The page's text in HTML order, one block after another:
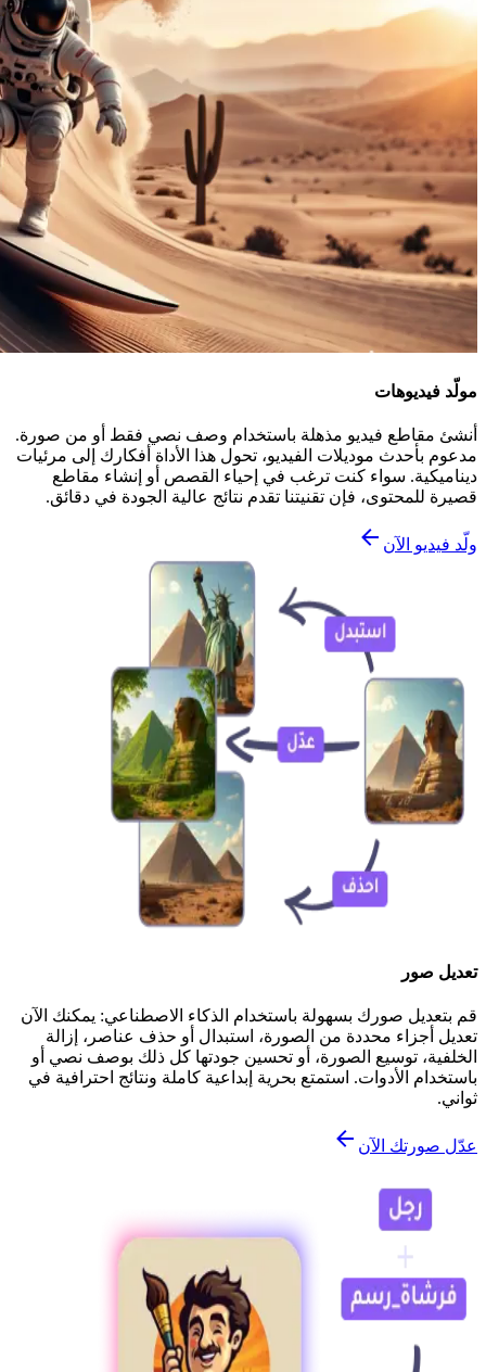
مولّد فيديوهات
أنشئ مقاطع فيديو مذهلة باستخدام وصف نصي فقط أو من صورة.
مدعوم بأحدث موديلات الفيديو، تحول هذا الأداة أفكارك إلى مرئيات
ديناميكية. سواء كنت ترغب في إحياء القصص أو إنشاء مقاطع
قصيرة للمحتوى، فإن تقنيتنا تقدم نتائج عالية الجودة في دقائق.
ولّد فيديو الآن
تعديل صور
قم بتعديل صورك بسهولة باستخدام الذكاء الاصطناعي: يمكنك الآن
تعديل أجزاء محددة من الصورة، استبدال أو حذف عناصر، إزالة
الخلفية، توسيع الصورة، أو تحسين جودتها كل ذلك بوصف نصي أو
باستخدام الأدوات. استمتع بحرية إبداعية كاملة ونتائج احترافية في
ثواني.
عدّل صورتك الآن